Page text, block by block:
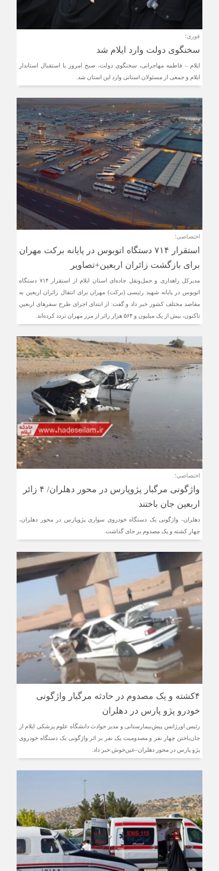
فوری؛
سخنگوی دولت وارد ایلام شد
ایلام – فاطمه مهاجرانی، سخنگوی دولت، صبح امروز با استقبال استاندار
ایلام و جمعی از مسئولان استانی وارد این استان شد.
اختصاصی؛
استقرار ۷۱۴ دستگاه اتوبوس در پایانه برکت مهران
برای بازگشت زائران اربعین+تصاویر
مدیرکل راهداری و حمل‌ونقل جاده‌ای استان ایلام از استقرار ۷۱۴ دستگاه
اتوبوس در پایانه شهید رئیسی (برکت) مهران برای انتقال زائران اربعین به
مقاصد مختلف کشور خبر داد و گفت: از ابتدای اجرای طرح سفرهای اربعین
تاکنون، بیش از یک میلیون و ۵۶۴ هزار زائر از مرز مهران تردد کرده‌اند.
اختصاصی؛
واژگونی مرگبار پژوپارس در محور دهلران/ ۴ زائر
اربعین جان باختند
دهلران- واژگونی یک دستگاه خودروی سواری پژوپارس در محور دهلران،
چهار کشته و یک مصدوم بر جای گذاشت.
۴کشته و یک مصدوم در حادثه مرگبار واژگونی
خودرو پژو پارس در دهلران
رئیس اورژانس پیش‌بیمارستانی و مدیر حوادث دانشگاه علوم پزشکی ایلام از
جان‌باختن چهار نفر و مصدومیت یک نفر بر اثر واژگونی یک دستگاه خودروی
پژو پارس در محور دهلران–عین‌خوش خبر داد.